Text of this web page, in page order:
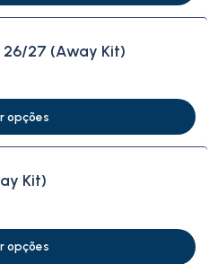
26/27 (Away Kit)
opções
Kit)
opções